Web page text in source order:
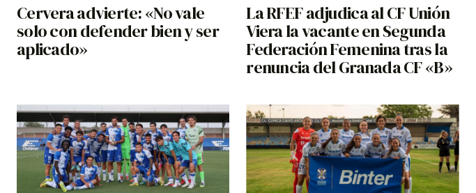
Cervera advierte: «No vale
solo con defender bien y ser
aplicado»
La RFEF adjudica al CF Unión
Viera la vacante en Segunda
Federación Femenina tras la
renuncia del Granada CF «B»